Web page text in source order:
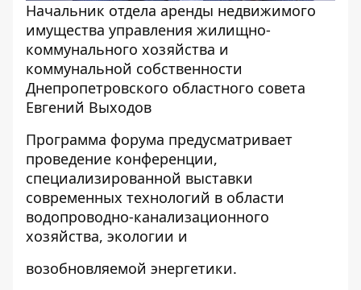
Начальник отдела аренды недвижимого
имущества управления жилищно-
коммунального хозяйства и
коммунальной собственности
Днепропетровского областного совета
Евгений Выходов
Программа форума предусматривает
проведение конференции,
специализированной выставки
современных технологий в области
водопроводно-канализационного
хозяйства, экологии и
возобновляемой энергетики.